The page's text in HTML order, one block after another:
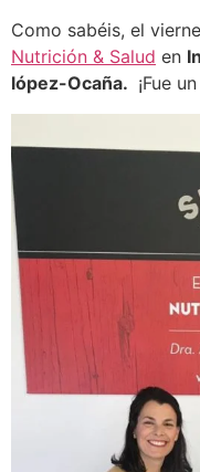
Como sabéis, el
Nutrición & Salud en
lópez-Ocaña. ¡Fue